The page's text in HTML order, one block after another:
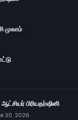
முகாம்
பிரியதர்ஷினி
30, 2026